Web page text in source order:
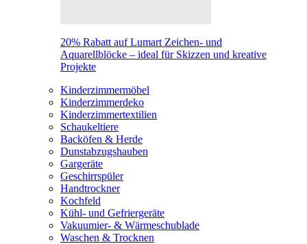
20% Rabatt auf Lumart Zeichen- und
Aquarellblöcke – ideal für Skizzen und kreative
Projekte
Kinderzimmermöbel
Kinderzimmerdeko
Kinderzimmertextilien
Schaukeltiere
Backöfen & Herde
Dunstabzugshauben
Gargeräte
Geschirrspüler
Handtrockner
Kochfeld
Kühl- und Gefriergeräte
Vakuumier- & Wärmeschublade
Waschen & Trocknen